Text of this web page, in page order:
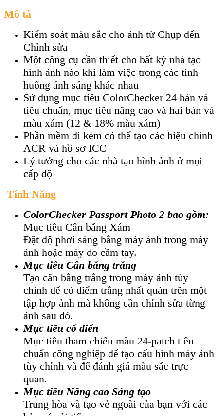
Mô tả
Kiểm soát màu sắc cho ảnh từ Chụp đến
Chỉnh sửa
Một công cụ cần thiết cho bất kỳ nhà tạo
hình ảnh nào khi làm việc trong các tình
huống ánh sáng khác nhau
Sử dụng mục tiêu ColorChecker 24 bản vá
tiêu chuẩn, mục tiêu nâng cao và hai bản vá
màu xám (12 & 18% màu xám)
Phần mềm đi kèm có thể tạo các hiệu chỉnh
ACR và hồ sơ ICC
Lý tưởng cho các nhà tạo hình ảnh ở mọi
cấp độ
Tính Năng
ColorChecker Passport Photo 2 bao gồm:
Mục tiêu Cân bằng Xám
Đặt độ phơi sáng bằng máy ảnh trong máy
ảnh hoặc máy đo cầm tay.
Mục tiêu Cân bằng trắng
Tạo cân bằng trắng trong máy ảnh tùy
chỉnh để có điểm trắng nhất quán trên một
tập hợp ảnh mà không cần chỉnh sửa từng
ảnh sau đó.
Mục tiêu cổ điển
Mục tiêu tham chiếu màu 24-patch tiêu
chuẩn công nghiệp để tạo cấu hình máy ảnh
tùy chỉnh và để đánh giá màu sắc trực
quan.
Mục tiêu Nâng cao Sáng tạo
Trung hòa và tạo vẻ ngoài của bạn với các